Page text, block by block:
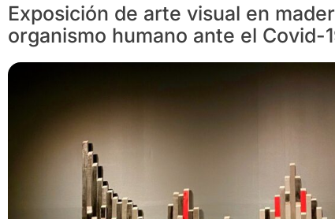
Exposición de arte visual en
organismo humano ante el Covid-